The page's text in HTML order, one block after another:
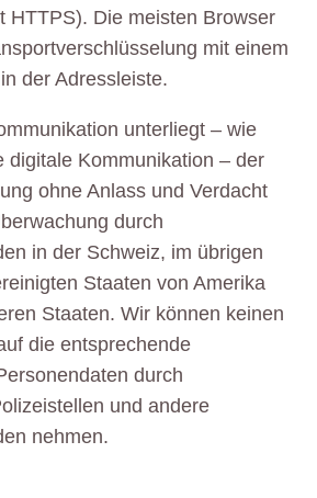
HTTPS). Die meisten Browser
mit einem
der Adressleiste.
unterliegt – wie
digitale Kommunikation – der
ohne Anlass und Verdacht
durch
in der Schweiz, im übrigen
Staaten von Amerika
Staaten. Wir können keinen
die entsprechende
durch
und andere
nehmen.